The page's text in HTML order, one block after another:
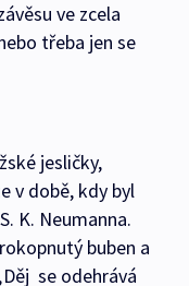
ve zcela
třeba jen se
jesličky,
v době, kdy byl
K. Neumanna.
buben a
se odehrává